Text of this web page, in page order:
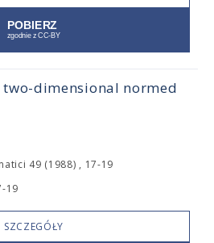
two-dimensional normed
49 (1988) , 17-19
19
SZCZEGÓŁY